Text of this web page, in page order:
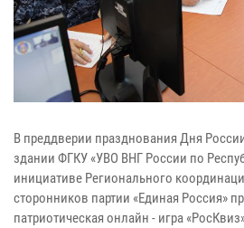
В преддверии празднования Дня
здании ФГКУ «УВО ВНГ России по
инициативе Регионального
сторонников партии «Единая Россия»
патриотическая онлайн - игра